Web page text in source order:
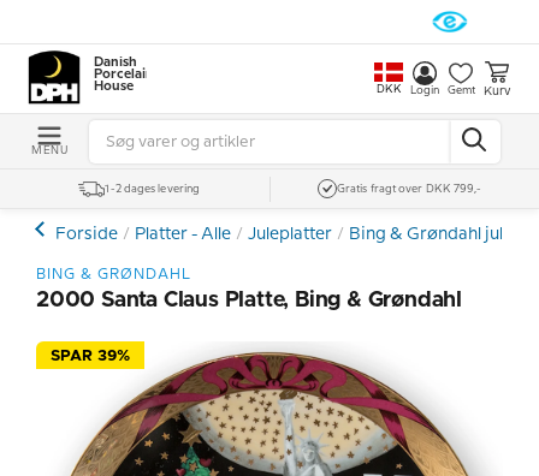
Danish
Porcelain
House
DKK Login Gemt Kurv
MENU
1-2 dages levering Gratis fragt over DKK 799,-
Forside Platter - Alle Juleplatter Bing & Grøndahl
BING & GRØNDAHL
2000 Santa Claus Platte, Bing & Grøndahl
SPAR 39%